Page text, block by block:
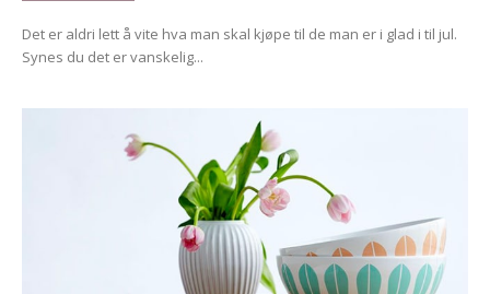
Det er aldri lett å vite hva man skal kjøpe til de man er i glad i til jul.
Synes du det er vanskelig...